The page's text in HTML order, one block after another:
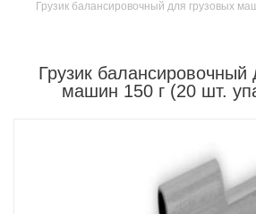
Грузик балансировочный для грузовых
Грузик балансировочный
машин 150 г (20 шт.